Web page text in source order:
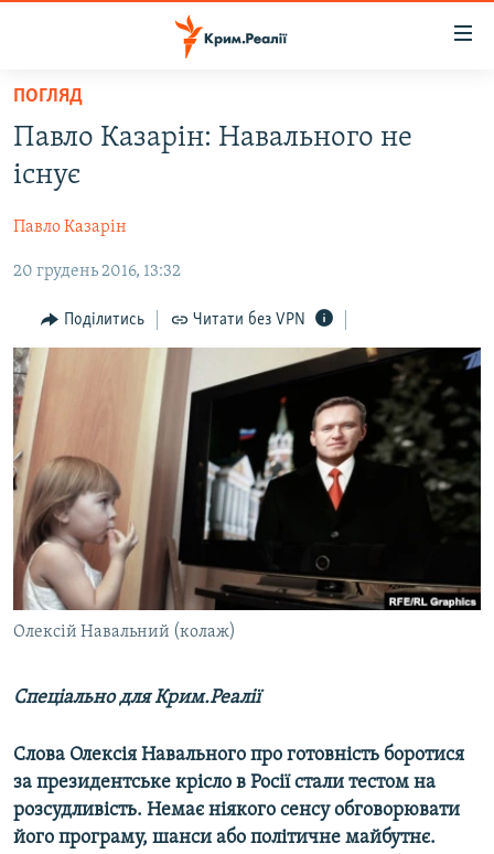
Перейти
основного
матеріалу
Перейти
до
навігації
Перейти
пошуку
ВІДЕО ТА ФОТО
ПОЛІТИКА
БЛОГИ
ПОГЛЯД
ІНТЕРВ'Ю
ВСЕ ЗА ДЕНЬ
СПЕЦПРОЕКТИ
ДЕПОРТАЦІЯ
ВІДЕОУРОКИ «ELIFBE»
СВІДЧЕННЯ ОКУПАЦІЇ
УКРАЇНСЬКА ПРОБЛЕМА КРИМУ
ІНФОГРАФІКА
ЯК ОБІЙТИ БЛОКУВАННЯ
Русский
Qırımtatar
ДОЛУЧАЙСЯ!
ПОГЛЯД
Павло Казарін: Навального не
існує
Павло Казарін
20 грудень 2016, 13:32
Поділитись Читати без VPN
Олексій Навальний (колаж)
Спеціально для Крим.Реалії
Слова Олексія Навального про готовність боротися
за президентське крісло в Росії стали тестом на
розсудливість. Немає ніякого сенсу обговорювати
його програму, шанси або політичне майбутнє.